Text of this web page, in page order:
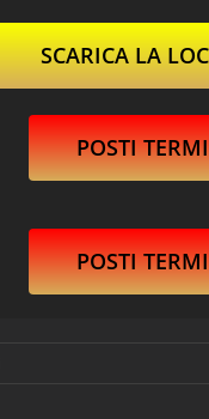
SCARICA LA
POSTI
POSTI